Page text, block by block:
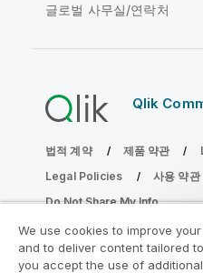
글로벌 사무실/연락처
Qlik
법적 계약 제품 약관
Legal Policies
사용 약관
Do Not Share My Info
Copyright © 1993-2026
및 복제를 금합니다.
We use cookies to improve
and to deliver content tailored
you accept the use of